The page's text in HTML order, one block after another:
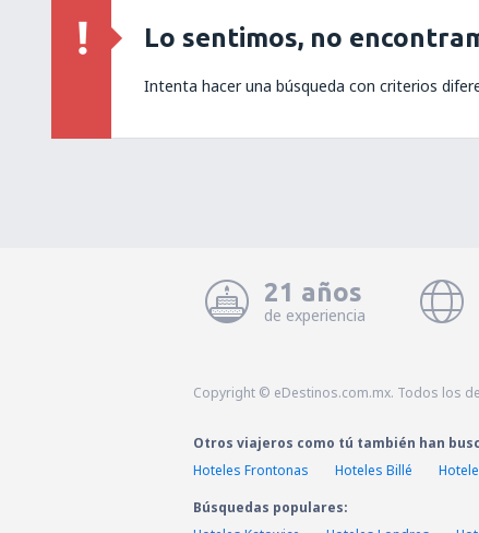
Lo sentimos, no
Intenta hacer una búsqueda con criterios
21 años
de experiencia
Copyright © eDestinos.com.mx. Todos los
Otros viajeros como tú también han
Hoteles Frontonas
Hoteles Billé
Búsquedas populares: